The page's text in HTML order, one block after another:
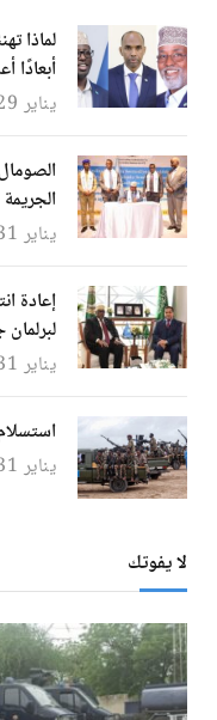
لماذا
أبعادًا
يناير 29, 2025
يناير 31, 2025
إعادة
لبرلمان
يناير 31, 2025
يناير 31, 2025
لا يفوتك